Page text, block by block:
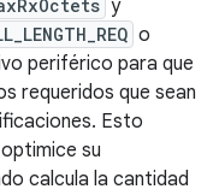
y
o
periférico para que
requeridos que sean
Esto
su
calcula la cantidad